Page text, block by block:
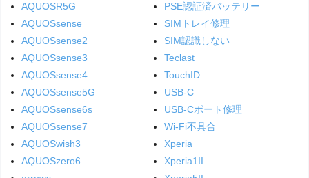
AQUOSR5G
AQUOSsense
AQUOSsense2
AQUOSsense3
AQUOSsense4
AQUOSsense5G
AQUOSsense6s
AQUOSsense7
AQUOSwish3
AQUOSzero6
PSE認証済バッテリー
SIMトレイ修理
SIM認識しない
Teclast
TouchID
USB-C
USB-Cポート修理
Wi-Fi不具合
Xperia
Xperia1II